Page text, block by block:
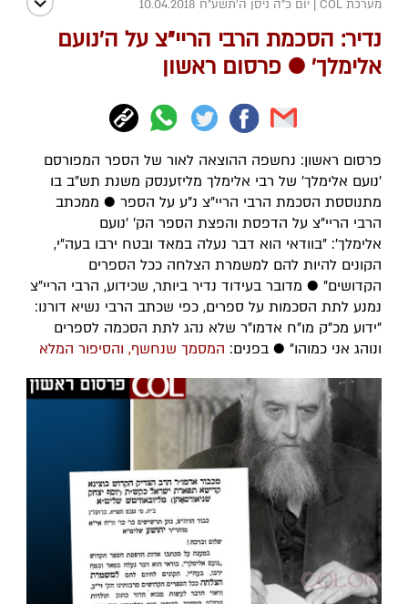
מערכת COL | יום כ"ה ניסן ה׳תשע״ח 10.04.2018
נדיר: הסכמת הרבי הריי"צ על ה'נועם
אלימלך' ● פרסום ראשון
פרסום ראשון: נחשפה ההוצאה לאור של הספר המפורסם
'נועם אלימלך' של רבי אלימלך מליזענסק משנת תש"ב בו
מתנוססת הסכמת הרבי הריי"צ נ"ע על הספר ● ממכתב
הרבי הריי"צ על הדפסת והפצת הספר הק' 'נועם
אלימלך': "בוודאי הוא דבר נעלה במאד ובטח ירבו בעה"י,
הקונים להיות להם למשמרת הצלחה ככל הספרים
הקדושים" ● מדובר בעידוד נדיר ביותר, שכידוע, הרבי הריי"צ
נמנע לתת הסכמות על ספרים, כפי שכתב הרבי נשיא דורנו:
"ידוע מכ"ק מו"ח אדמו"ר שלא נהג לתת הסכמה לספרים
ונוהג אני כמוהו" ● בפנים: המסמך שנחשף, והסיפור המלא